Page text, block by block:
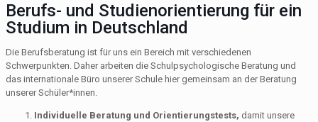
Berufs- und Studienorientierung für ein
Studium in Deutschland
Die Berufsberatung ist für uns ein Bereich mit verschiedenen
Schwerpunkten. Daher arbeiten die Schulpsychologische Beratung und
das internationale Büro unserer Schule hier gemeinsam an der Beratung
unserer Schüler*innen.
Individuelle Beratung und Orientierungstests, damit unsere